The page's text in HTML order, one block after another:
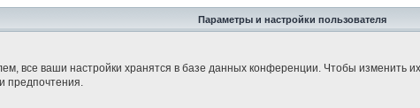
Параметры и настройки пользователя
все ваши настройки хранятся в базе данных конференции. Чтобы изменить
предпочтения.